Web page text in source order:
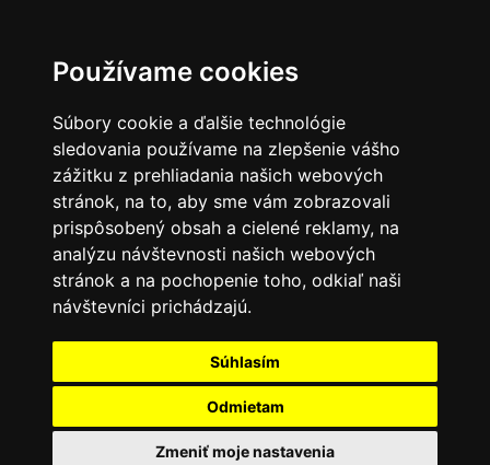
Používame cookies
Súbory cookie a ďalšie technológie
sledovania používame na zlepšenie vášho
zážitku z prehliadania našich webových
stránok, na to, aby sme vám zobrazovali
prispôsobený obsah a cielené reklamy, na
analýzu návštevnosti našich webových
stránok a na pochopenie toho, odkiaľ naši
návštevníci prichádzajú.
Súhlasím
Odmietam
Zmeniť moje nastavenia